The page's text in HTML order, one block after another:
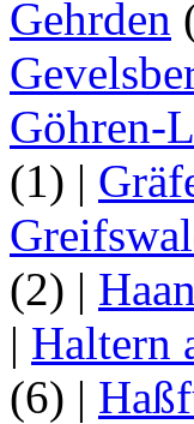
Gehrden
Göhren-
(1) |
(2) | Haan
| Haltern
(6) |